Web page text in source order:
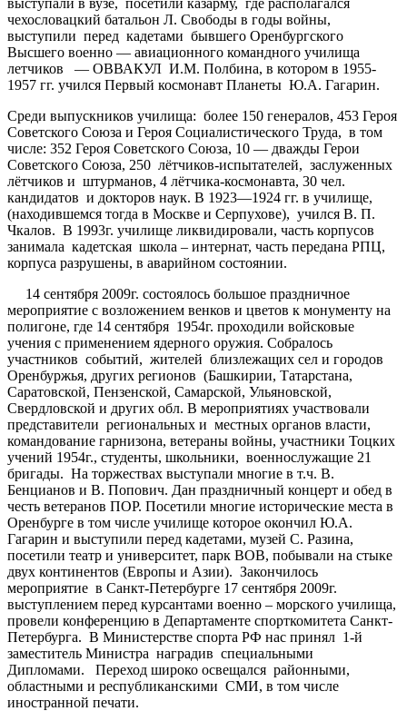
чехословацкий батальон Л. Свободы в годы войны,
выступили перед кадетами бывшего Оренбургского
Высшего военно — авиационного командного училища
летчиков — ОВВАКУЛ И.М. Полбина, в котором в 1955-
1957 гг. учился Первый космонавт Планеты Ю.А. Гагарин.
Среди выпускников училища: более 150 генералов, 453 Героя
Советского Союза и Героя Социалистического Труда, в том
числе: 352 Героя Советского Союза, 10 — дважды Герои
Советского Союза, 250 лётчиков-испытателей, заслуженных
лётчиков и штурманов, 4 лётчика-космонавта, 30 чел.
кандидатов и докторов наук. В 1923—1924 гг. в училище,
(находившемся тогда в Москве и Серпухове), учился В. П.
Чкалов. В 1993г. училище ликвидировали, часть корпусов
занимала кадетская школа – интернат, часть передана РПЦ,
корпуса разрушены, в аварийном состоянии.
14 сентября 2009г. состоялось большое праздничное
мероприятие с возложением венков и цветов к монументу на
полигоне, где 14 сентября 1954г. проходили войсковые
учения с применением ядерного оружия. Собралось
участников событий, жителей близлежащих сел и городов
Оренбуржья, других регионов (Башкирии, Татарстана,
Саратовской, Пензенской, Самарской, Ульяновской,
Свердловской и других обл. В мероприятиях участвовали
представители региональных и местных органов власти,
командование гарнизона, ветераны войны, участники Тоцких
учений 1954г., студенты, школьники, военнослужащие 21
бригады. На торжествах выступали многие в т.ч. В.
Бенцианов и В. Попович. Дан праздничный концерт и обед в
честь ветеранов ПОР. Посетили многие исторические места в
Оренбурге в том числе училище которое окончил Ю.А.
Гагарин и выступили перед кадетами, музей С. Разина,
посетили театр и университет, парк ВОВ, побывали на стыке
двух континентов (Европы и Азии). Закончилось
мероприятие в Санкт-Петербурге 17 сентября 2009г.
выступлением перед курсантами военно – морского училища,
провели конференцию в Департаменте спорткомитета Санкт-
Петербурга. В Министерстве спорта РФ нас принял 1-й
заместитель Министра наградив специальными
Дипломами. Переход широко освещался районными,
областными и республиканскими СМИ, в том числе
иностранной печати.